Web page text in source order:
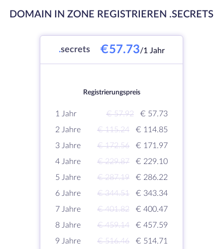
DOMAIN IN ZONE REGISTRIEREN .SECRETS
.secrets €57.73/1 Jahr
Registrierungspreis
1 Jahr € 57.92
€ 57.73
2 Jahre
€ 115.24
€ 114.85
3 Jahre
€ 172.56
€ 171.97
4 Jahre
€ 229.87
€ 229.10
5 Jahre
€ 287.19
€ 286.22
6 Jahre
€ 344.51
€ 343.34
7 Jahre
€ 401.82
€ 400.47
8 Jahre
€ 459.14
€ 457.59
9 Jahre
€ 516.46
€ 514.71